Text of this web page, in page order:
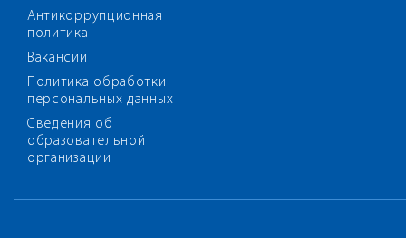
Антикоррупционная
политика
Вакансии
Политика обработки
персональных данных
Сведения об
образовательной
организации